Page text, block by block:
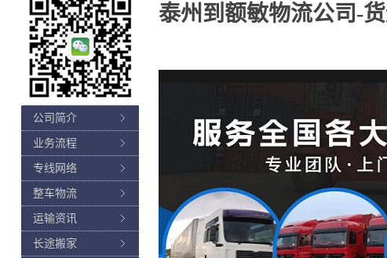
泰州到额敏物流公司-
公司简介
业务流程
专线网络
整车物流
运输资讯
长途搬家